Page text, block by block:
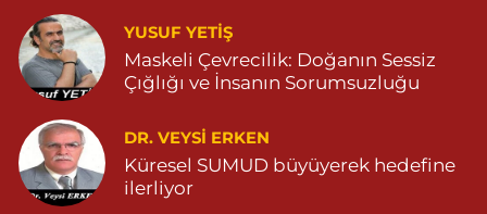
0 (482) 212 53 04 Yol Tarifi Al
Özdemir Eczanesi
YENİ MAHALLE 3086 SOKAK NO:4 3 04825413121
0 (482) 541 31 21 Yol Tarifi Al
YUSUF YETİŞ
Maskeli Çevrecilik: Doğanın Sessiz
Çığlığı ve İnsanın Sorumsuzluğu
DR. VEYSI ERKEN
Küresel SUMUD büyüyerek hedefine
ilerliyor